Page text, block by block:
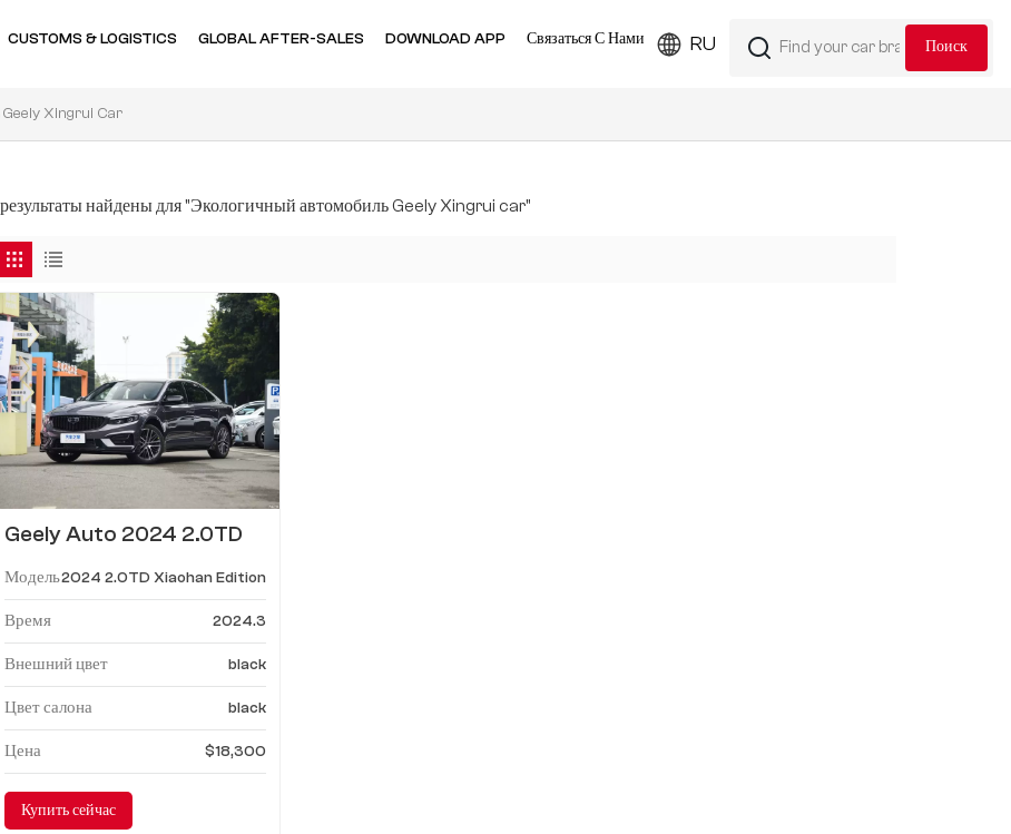
RU
CUSTOMS & LOGISTICS GLOBAL AFTER-SALES DOWNLOAD APP Связаться С Нами
Xingrui Car
результаты найдены для "Экологичный автомобиль Geely Xingrui car"
Geely Auto 2024 2.0TD
Модель2024 2.0TD Xiaohan Edition
Время 2024.3
Внешний цвет black
Цвет салона black
Цена $18,300
Купить сейчас